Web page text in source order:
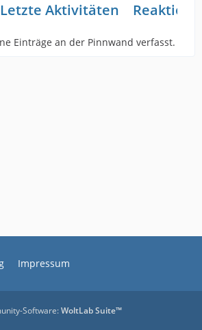
Letzte Aktivitäten
Einträge an der Pinnwand verfasst.
Impressum
Software:WoltLab Suite™